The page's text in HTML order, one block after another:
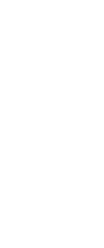
clases
datos.